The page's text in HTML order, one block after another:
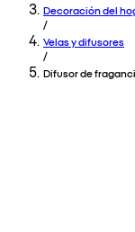
Decoración del
/
Velas y difusores
/
Difusor de